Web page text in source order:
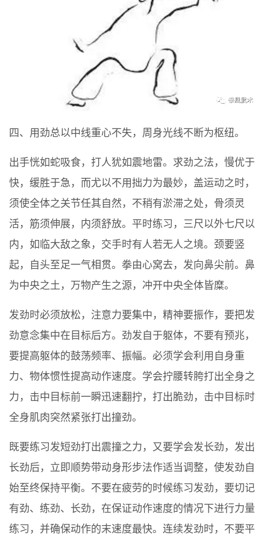
四、用劲总以中线重心不失，周身光线不断为枢纽。
出手恍如蛇吸食，打人犹如震地雷。求劲之法，慢优于
快，缓胜于急，而尤以不用拙力为最妙，盖运动之时，
须使全体之关节任其自然，不稍有淤滞之处，骨须灵
活，筋须伸展，内须舒放。平时练习，三尺以外七尺以
内，如临大敌之象，交手时有人若无人之境。颈要竖
起，自头至足一气相贯。拳由心窝去，发向鼻尖前。鼻
为中央之土，万物产生之源，冲开中央全体皆糜。
发劲时必须放松，注意力要集中，精神要振作，要把发
劲意念集中在目标后方。劲发自于躯体，不要有预兆，
要提高躯体的鼓荡频率、振幅。必须学会利用自身重
力、物体惯性提高动作速度。学会拧腰转胯打出全身之
力，击中目标前一瞬迅速翻拧，打出脆劲，击中目标时
全身肌肉突然紧张打出撞劲。
既要练习发短劲打出震撞之力，又要学会发长劲，发出
长劲后，立即顺势带动身形步法作适当调整，使发劲自
始至终保持平衡。不要在疲劳的时候练习发劲，要切记
有劲、练劲、长劲，在保证动作速度的情况下进行力量
练习，并确保动作的末速度最快。连续发劲时，不要平